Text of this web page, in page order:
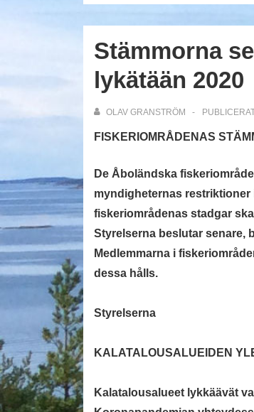
Stämmorna
lykätään 2020
OLAV GRANSTRÖM
FISKERIOMRÅDENAS
De Åboländska
myndigheternas
fiskeriområdenas stadgar
Styrelserna beslutar senare,
Medlemmarna i
dessa hålls.
Styrelserna
KALATALOUSALUEIDEN
Kalatalousalueet lykkäävät